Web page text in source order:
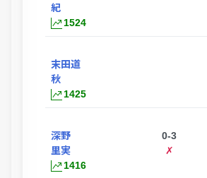
紀
1524
末田道
秋
1425
深野
里実
1416
0-3
✗